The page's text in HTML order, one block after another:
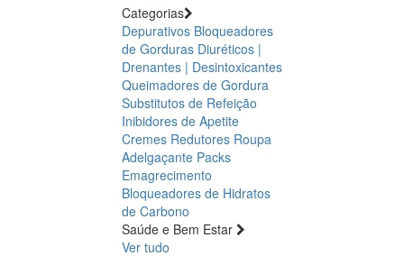
Categorias
Depurativos Bloqueadores
de Gorduras Diuréticos |
Drenantes | Desintoxicantes
Queimadores de Gordura
Substitutos de Refeição
Inibidores de Apetite
Cremes Redutores Roupa
Adelgaçante Packs
Emagrecimento
Bloqueadores de Hidratos
de Carbono
Saúde e Bem Estar
Ver tudo